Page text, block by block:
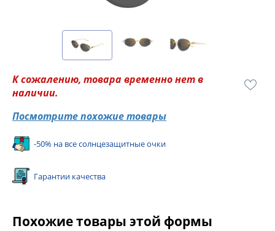
К сожалению, товара временно нет в
наличии.
Посмотрите похожие товары
-50% на все солнцезащитные очки
Гарантии качества
Похожие товары этой формы